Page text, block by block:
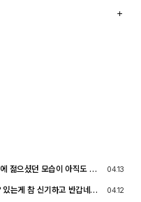
젊으셨던 모습이 아직도 기
를 유지할 예정입니다. 생각
04.13
는게 참 신기하고 반갑네요
04.12